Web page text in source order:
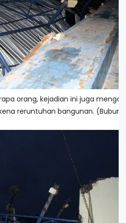
orang, kejadian ini juga
reruntuhan bangunan. (Bubun